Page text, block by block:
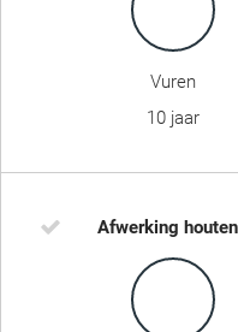
Vuren
10 jaar
Afwerking